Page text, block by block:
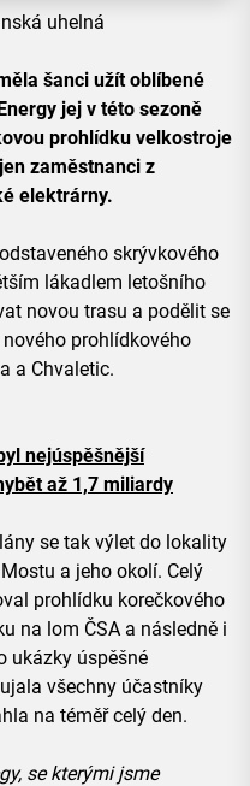
uhelná
šanci užít oblíbené
jej v této sezoně
prohlídku velkostroje
zaměstnanci z
elektrárny.
skrývkového
lákadlem letošního
novou trasu a podělit se
prohlídkového
a Chvaletic.
nejúspěšnější
až 1,7 miliardy
se tak výlet do lokality
a jeho okolí. Celý
prohlídku korečkového
na lom ČSA a následně i
ukázky úspěšné
všechny účastníky
na téměř celý den.
se kterými jsme